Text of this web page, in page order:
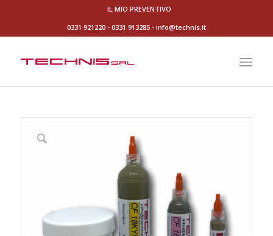
IL MIO PREVENTIVO
0331 921220- 0331 913285- info@technis.it